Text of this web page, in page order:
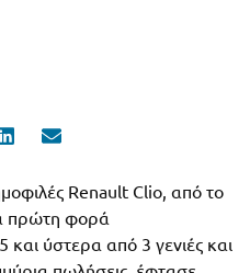
Renault Clio, από το
πρώτη φορά
και ύστερα από 3 γενιές και